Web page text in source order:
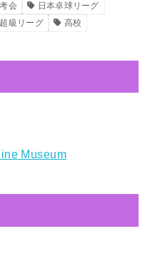
会
日本卓球リーグ
超級リーグ 高校
Museum